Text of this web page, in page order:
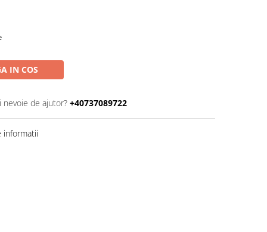
IN COS
nevoie de ajutor? +40737089722
informatii